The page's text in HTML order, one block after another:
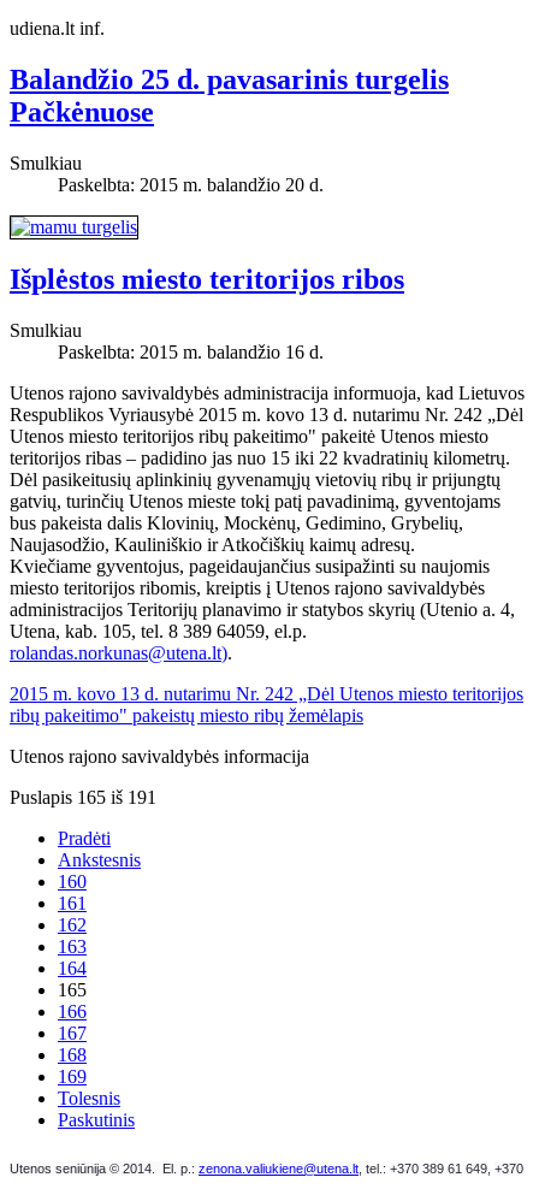
udiena.lt inf.
Balandžio 25 d. pavasarinis turgelis
Pačkėnuose
Smulkiau
Paskelbta: 2015 m. balandžio 20 d.
Išplėstos miesto teritorijos ribos
Smulkiau
Paskelbta: 2015 m. balandžio 16 d.
Utenos rajono savivaldybės administracija informuoja, kad Lietuvos
Respublikos Vyriausybė 2015 m. kovo 13 d. nutarimu Nr. 242 „Dėl
Utenos miesto teritorijos ribų pakeitimo" pakeitė Utenos miesto
teritorijos ribas – padidino jas nuo 15 iki 22 kvadratinių kilometrų.
Dėl pasikeitusių aplinkinių gyvenamųjų vietovių ribų ir prijungtų
gatvių, turinčių Utenos mieste tokį patį pavadinimą, gyventojams
bus pakeista dalis Klovinių, Mockėnų, Gedimino, Grybelių,
Naujasodžio, Kauliniškio ir Atkočiškių kaimų adresų.
Kviečiame gyventojus, pageidaujančius susipažinti su naujomis
miesto teritorijos ribomis, kreiptis į Utenos rajono savivaldybės
administracijos Teritorijų planavimo ir statybos skyrių (Utenio a. 4,
Utena, kab. 105, tel. 8 389 64059, el.p.
rolandas.norkunas@utena.lt).
2015 m. kovo 13 d. nutarimu Nr. 242 „Dėl Utenos miesto teritorijos
ribų pakeitimo" pakeistų miesto ribų žemėlapis
Utenos rajono savivaldybės informacija
Puslapis 165 iš 191
Pradėti
Ankstesnis
160
161
162
163
164
165
166
167
168
169
Tolesnis
Paskutinis
Utenos seniūnija © 2014. El. p.: zenona.valiukiene@utena.lt , tel.: +370 389 61 649, +370